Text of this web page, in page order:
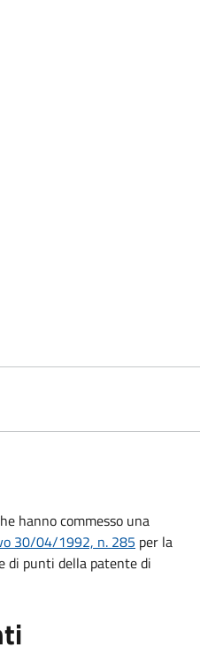
hanno commesso una
30/04/1992, n. 285 per la
di punti della patente di